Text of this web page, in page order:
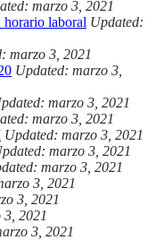
marzo 3, 2021
laboral Updated:
marzo 3, 2021
Updated: marzo 3,
marzo 3, 2021
marzo 3, 2021
Updated: marzo 3, 2021
marzo 3, 2021
marzo 3, 2021
3, 2021
3, 2021
2021
3, 2021